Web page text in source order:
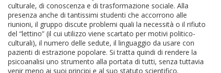
culturale, di conoscenza e di trasformazione sociale. Alla
presenza anche di tantissimi studenti che accorrono alle
riunioni, il gruppo discute problemi quali la necessità o il rifiuto
del “lettino” (il cui utilizzo viene scartato per motivi politico-
culturali), il numero delle sedute, il linguaggio da usare con
pazienti di estrazione popolare. Si tratta quindi di rendere la
psicoanalisi uno strumento alla portata di tutti, senza tuttavia
venir meno ai suoi principi e al suo statuto scientifico.